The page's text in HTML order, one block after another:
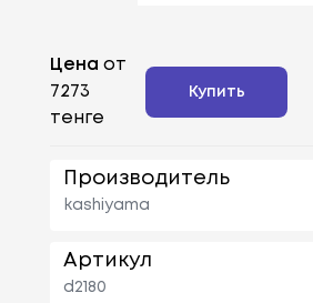
Цена от
7273
тенге
Купить
Производитель
kashiyama
Артикул
d2180